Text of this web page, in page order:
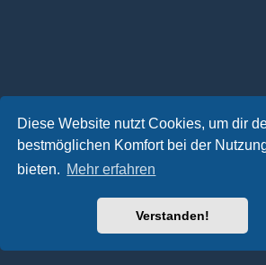
Diese Website nutzt Cookies, um dir
bestmöglichen Komfort bei der
bieten. Mehr erfahren
Verstanden!